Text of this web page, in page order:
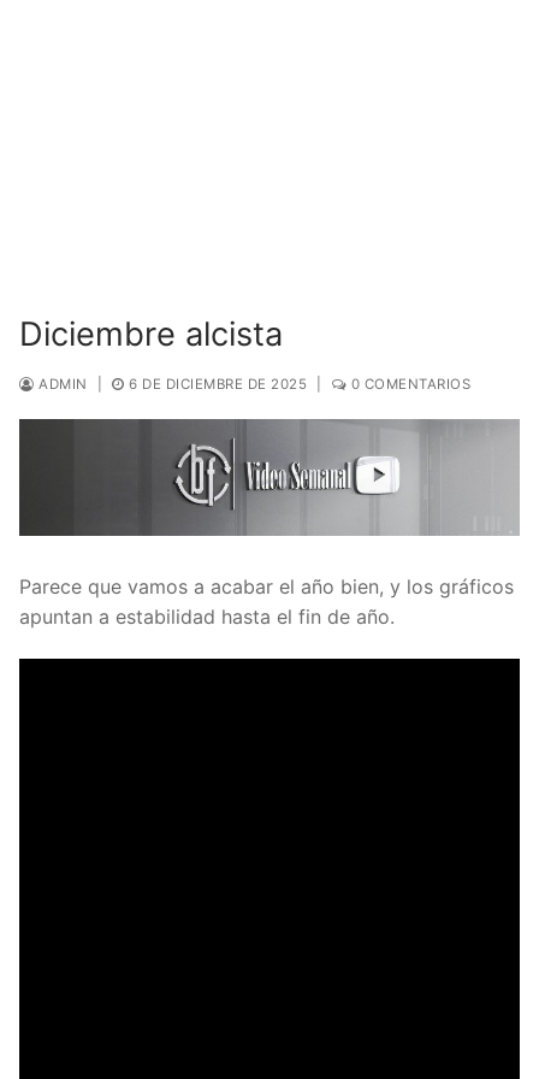
Diciembre alcista
ADMIN 6 DE DICIEMBRE DE 2025 0 COMENTARIOS
Parece que vamos a acabar el año bien, y los gráficos
apuntan a estabilidad hasta el fin de año.